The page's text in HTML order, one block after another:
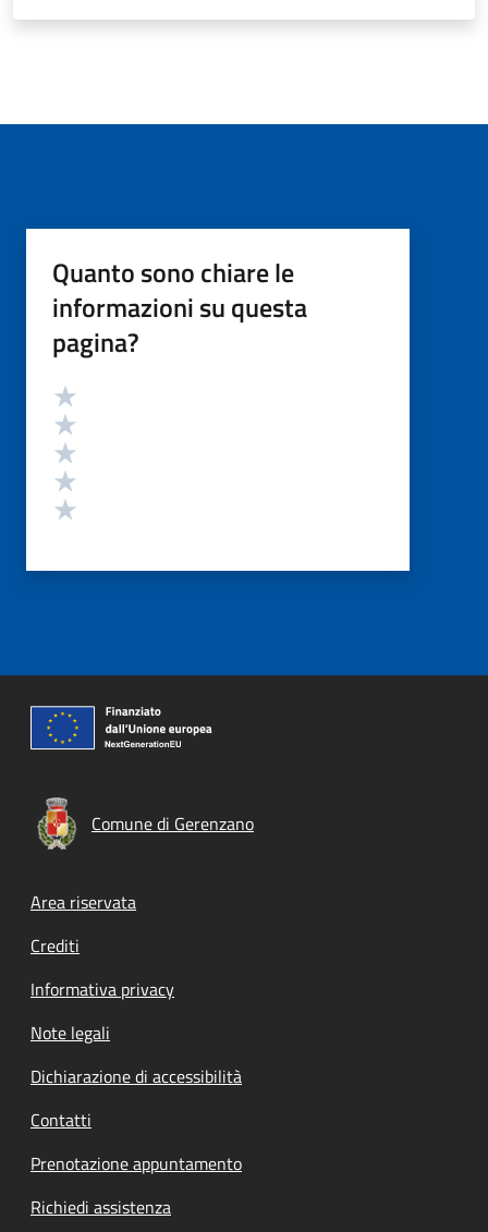
Quanto sono chiare le
informazioni su questa
pagina?
Valutazione
Comune di Gerenzano
Footer menu
Area riservata
Crediti
Informativa privacy
Note legali
Dichiarazione di accessibilità
Contatti
Prenotazione appuntamento
Richiedi assistenza